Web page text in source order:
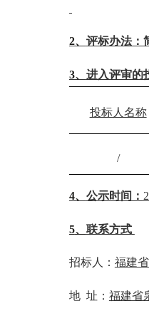
2、 评标办法：
3、 进入评审的
投标人名称
/
4、 公示时间：
5、 联系方式
招标人： 福建
地 址： 福建省